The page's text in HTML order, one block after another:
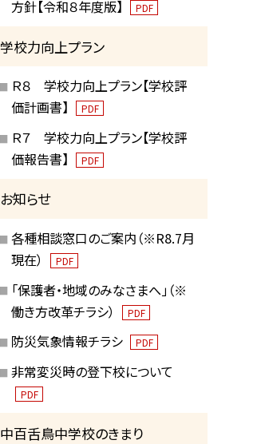
方針【令和８年度版】 PDF
学校力向上プラン
Ｒ８ 学校力向上プラン【学校評
価計画書】
PDF
Ｒ７ 学校力向上プラン【学校評
価報告書】
PDF
お知らせ
各種相談窓口のご案内（※R8.7月
現在）
PDF
「保護者・地域のみなさまへ」（※
働き方改革チラシ）
PDF
防災気象情報チラシ PDF
非常変災時の登下校について
PDF
中百舌鳥中学校のきまり